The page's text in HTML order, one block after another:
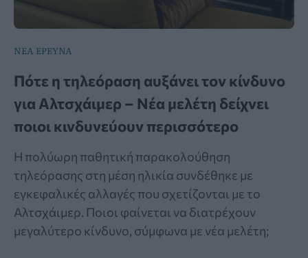
ΝΕΑ ΕΡΕΥΝΑ
Πότε η τηλεόραση αυξάνει τον κίνδυνο
για Αλτσχάιμερ – Νέα μελέτη δείχνει
ποιοι κινδυνεύουν περισσότερο
Η πολύωρη παθητική παρακολούθηση
τηλεόρασης στη μέση ηλικία συνδέθηκε με
εγκεφαλικές αλλαγές που σχετίζονται με το
Αλτσχάιμερ. Ποιοι φαίνεται να διατρέχουν
μεγαλύτερο κίνδυνο, σύμφωνα με νέα μελέτη;